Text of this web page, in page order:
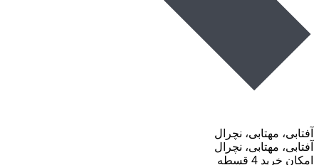
آفتابی، مهتابی، نچرال
آفتابی، مهتابی، نچرال
امکان خرید 4 قسطه